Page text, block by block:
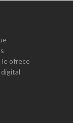
le ofrece